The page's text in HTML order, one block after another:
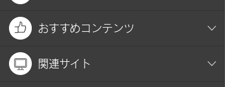
おすすめコンテンツ
関連サイト